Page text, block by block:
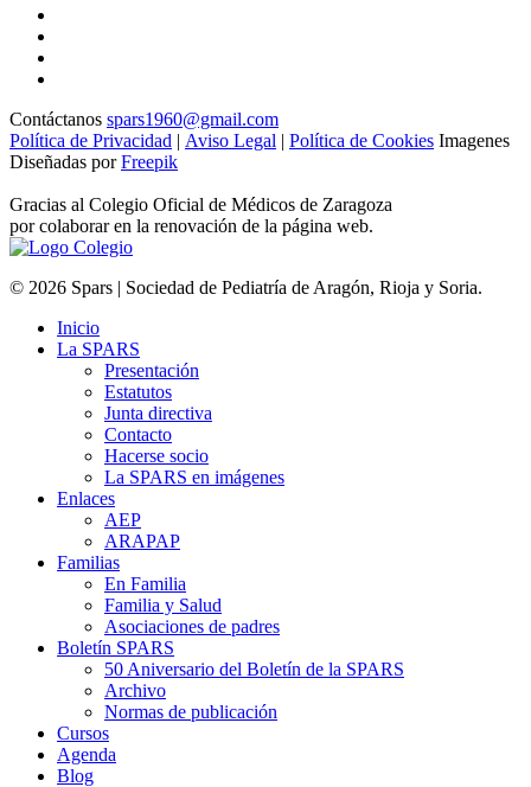
Contáctanos spars1960@gmail.com
Política de Privacidad | Aviso Legal | Política de Cookies Imagenes
Diseñadas porFreepik
Gracias al Colegio Oficial de Médicos de Zaragoza
por colaborar en la renovación de la página web.
© 2026 Spars | Sociedad de Pediatría de Aragón, Rioja y Soria.
Inicio
La SPARS
Presentación
Estatutos
Junta directiva
Contacto
Hacerse socio
La SPARS en imágenes
Enlaces
AEP
ARAPAP
Familias
En Familia
Familia y Salud
Asociaciones de padres
Boletín SPARS
50 Aniversario del Boletín de la SPARS
Archivo
Normas de publicación
Cursos
Agenda
Blog